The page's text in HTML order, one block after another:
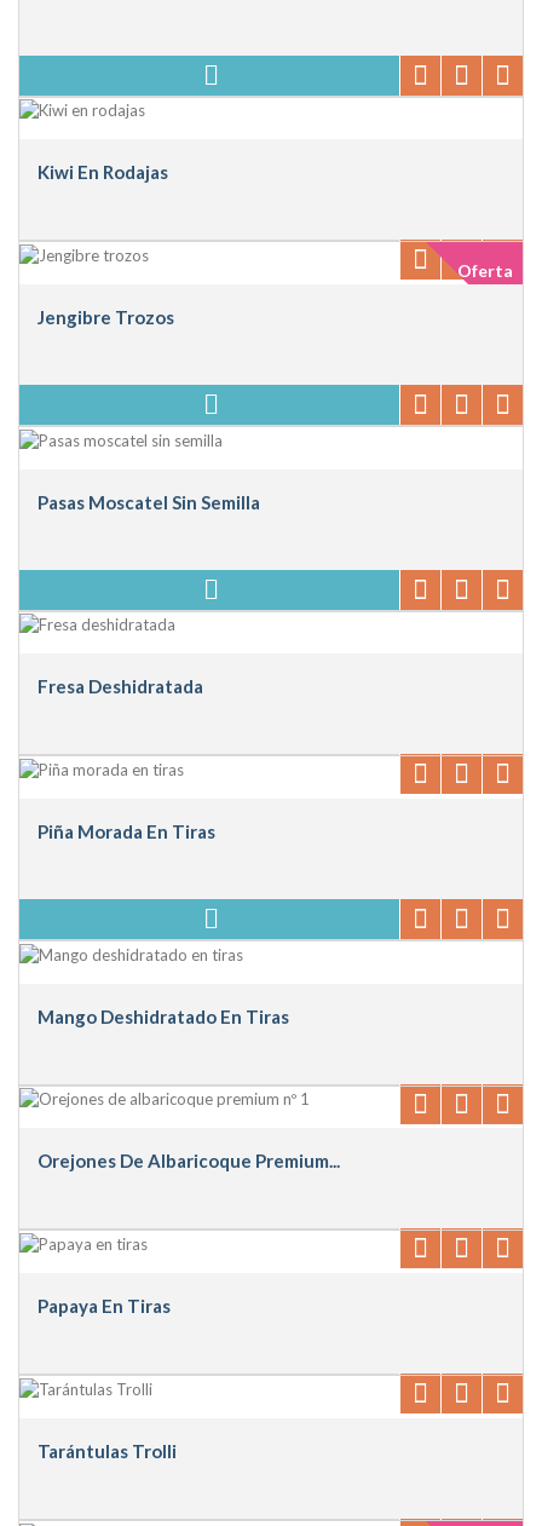
Kiwi En Rodajas
Oferta
Jengibre Trozos
Pasas Moscatel Sin Semilla
Fresa Deshidratada
Piña Morada En Tiras
Mango Deshidratado En Tiras
Orejones De Albaricoque Premium...
Papaya En Tiras
Tarántulas Trolli